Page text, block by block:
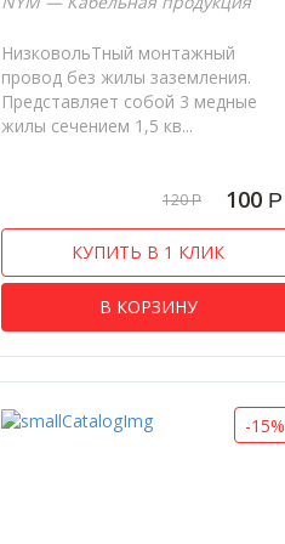
НизковольТный монтажный
провод без жилы заземления.
Представляет собой 3 медные
жилы сечением 1,5 кв...
120Р 100 Р
КУПИТЬ В 1 КЛИК
В КОРЗИНУ
-15%